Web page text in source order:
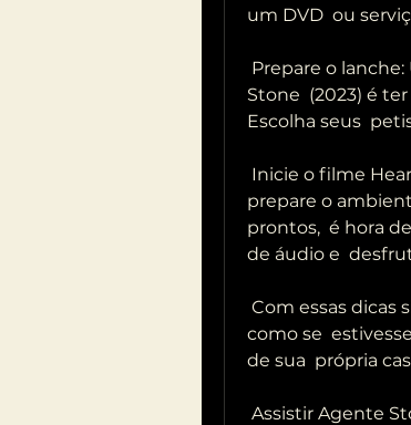
um DVD  ou
Stone  (2023) é
Escolha seus
prepare o
prontos,  é hora
de áudio e
como se
de sua  própria
Assistir Agente